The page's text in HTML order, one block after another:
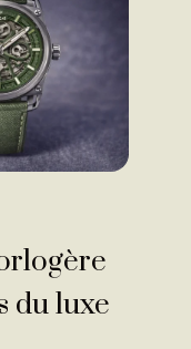
du luxe